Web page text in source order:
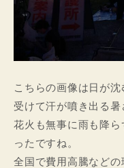
こちらの画像は日が
受けて汗が噴き出る暑
花火も無事に雨も降
ったですね。
全国で費用高騰など